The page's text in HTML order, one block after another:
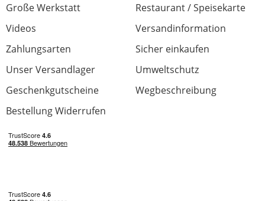
Große Werkstatt
Restaurant / Speisekarte
Videos
Versandinformation
Zahlungsarten
Sicher einkaufen
Unser Versandlager
Umweltschutz
Geschenkgutscheine
Wegbeschreibung
Bestellung Widerrufen